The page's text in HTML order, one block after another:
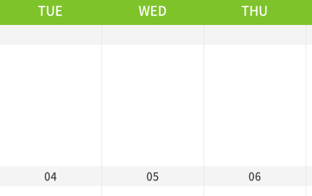
TUE WED THU
04 05 06